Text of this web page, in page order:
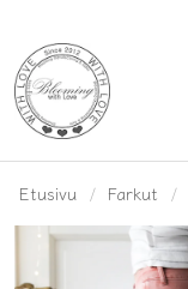
Etusivu Farkut